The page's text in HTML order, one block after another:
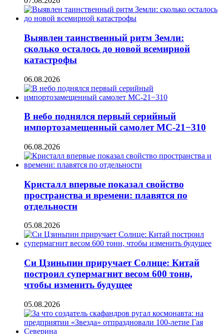
Выявлен таинственный ритм Земли:
сколько осталось до новой всемирной
катастрофы
06.08.2026
В небо поднялся первый серийный
импортозамещенный самолет МС-21−310
06.08.2026
Кристалл впервые показал свойство
пространства и времени: плавятся по
отдельности
05.08.2026
Си Цзиньпин приручает Солнце: Китай
построил супермагнит весом 600 тонн,
чтобы изменить будущее
05.08.2026